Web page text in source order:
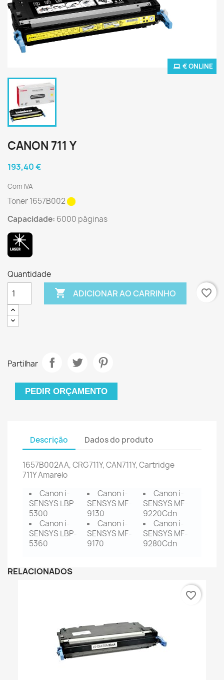
€ ONLINE
CANON 711 Y
193,40 €
Com IVA
Toner1657B002
Capacidade: 6000 páginas
Quantidade
 ADICIONAR AO CARRINHO favorite_border
Partilhar
PEDIR ORÇAMENTO
Descrição Dados do produto
1657B002AA, CRG711Y, CAN711Y, Cartridge
711YAmarelo
Canon i-
SENSYS LBP-
5300
Canon i-
SENSYS LBP-
5360
Canon i-
SENSYS MF-
9130
Canon i-
SENSYS MF-
9170
Canon i-
SENSYS MF-
9220Cdn
Canon i-
SENSYS MF-
9280Cdn
RELACIONADOS
favorite_border